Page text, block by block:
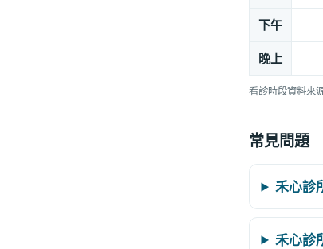
下午
晚上
看診時段資料來
常見問題
禾心診
禾心診